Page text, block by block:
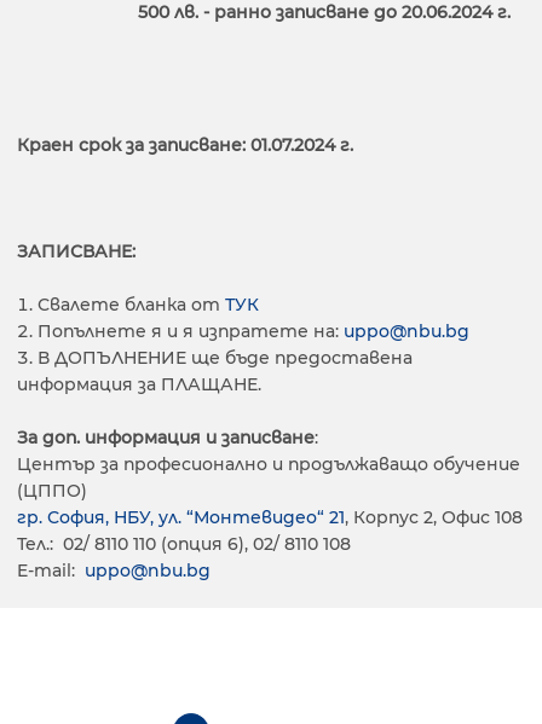
500 лв. - ранно записване до 20.06.2024 г.
Краен срок за записване: 01.07.2024 г.
ЗАПИСВАНЕ:
Свалете бланка от ТУК
Попълнете я и я изпратете на: uppo@nbu.bg
В ДОПЪЛНЕНИЕ ще бъде предоставена
информация за ПЛАЩАНЕ.
За доп. информация и записване:
Център за професионално и продължаващо обучение
(ЦППО)
гр. София, НБУ, ул. “Монтевидео“ 21, Корпус 2, Офис 108
Тел.: 02/ 8110 110 (опция 6), 02/ 8110 108
E-mail: uppo@nbu.bg